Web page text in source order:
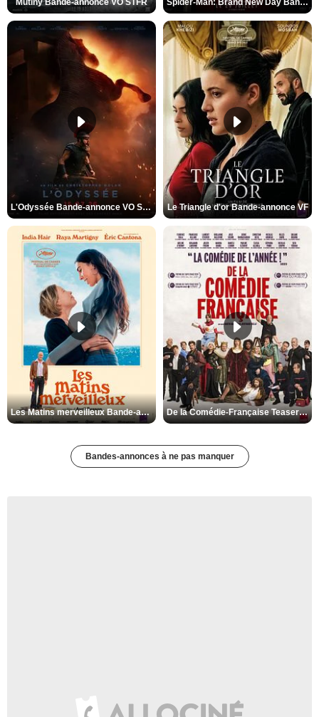
Mutiny Bande-annonce VO STFR Spider-Man: Brand New Day Bande-annonce VO STFR
L'Odyssée Bande-annonce VO STFR Le Triangle d'or Bande-annonce VF
Les Matins merveilleux Bande-annonce VF De la Comédie-Française Teaser VF
Bandes-annonces à ne pas manquer